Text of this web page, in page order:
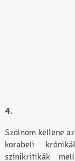
4.
Szólnom kellene
korabeli
színikritikák